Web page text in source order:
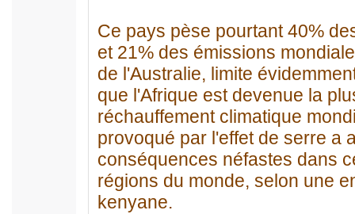
Ce pays pèse pourtant 40%
et 21% des émissions
de l'Australie, limite
que l'Afrique est devenue la
réchauffement climatique
provoqué par l'effet de serre a
conséquences néfastes dans
régions du monde, selon une
kenyane.